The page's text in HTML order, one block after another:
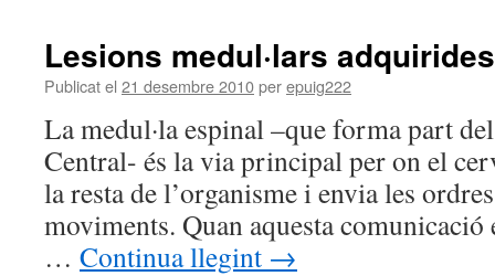
Lesions medul·lars adquirides
Publicat el 21 desembre 2010perepuig222
La medul·la espinal –que forma part
Central- és la via principal per on el
la resta de l’organisme i envia les
moviments. Quan aquesta comunicació
… Continua llegint →